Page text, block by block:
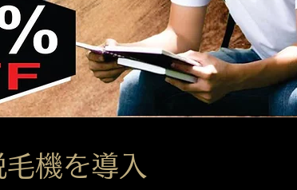
機を導入